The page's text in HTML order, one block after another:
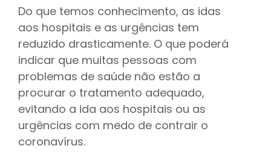
Do que temos conhecimento, as idas
aos hospitais e as urgências tem
reduzido drasticamente. O que poderá
indicar que muitas pessoas com
problemas de saúde não estão a
procurar o tratamento adequado,
evitando a ida aos hospitais ou as
urgências com medo de contrair o
coronavírus.